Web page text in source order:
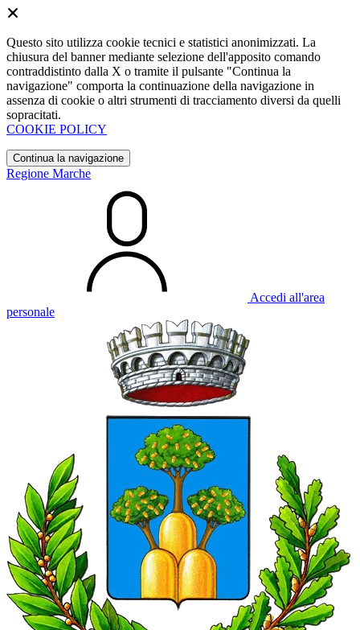
Questo sito utilizza cookie tecnici e statistici anonimizzati. La
chiusura del banner mediante selezione dell'apposito comando
contraddistinto dalla X o tramite il pulsante "Continua la
navigazione" comporta la continuazione della navigazione in
assenza di cookie o altri strumenti di tracciamento diversi da quelli
sopracitati.
COOKIE POLICY
Continua la navigazione
Regione Marche
Accedi all'area
personale